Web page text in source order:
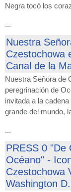
Negra tocó los
...
Nuestra
Czestochowa
Canal de la
Nuestra Señora de
peregrinación de
invitada a la
grande del mundo,
...
PRESS 0 "De
Océano" -
Czestochowa
Washington